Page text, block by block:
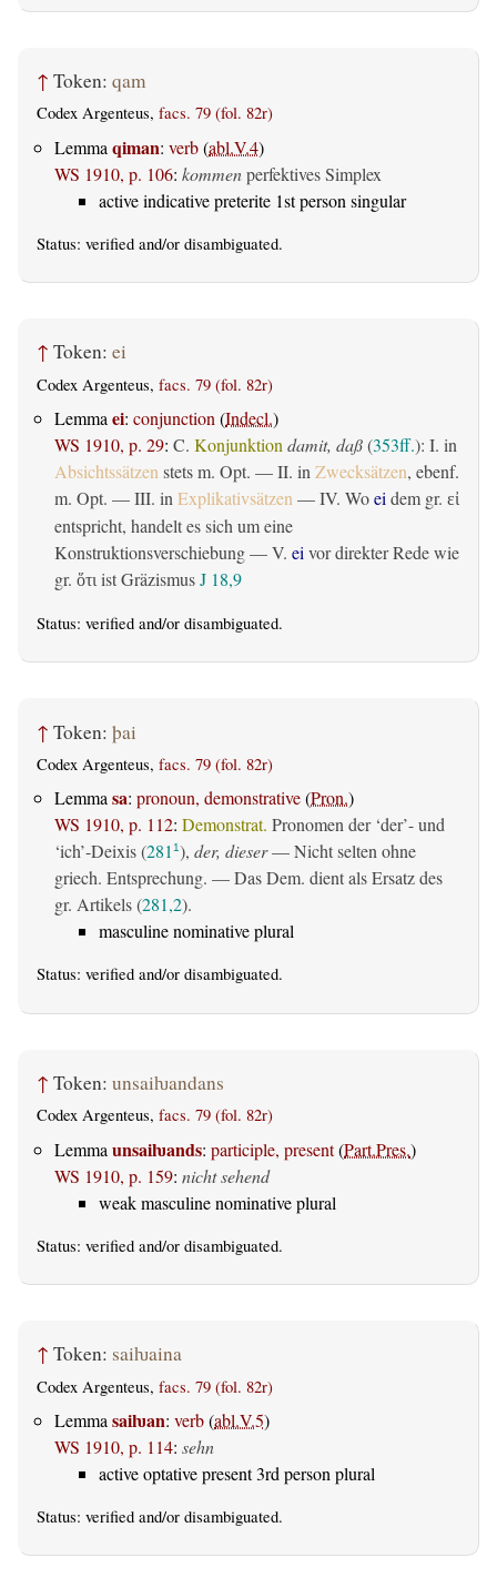
↑ Token: qam
Codex Argenteus, facs. 79 (fol. 82r)
Lemma qiman: verb(abl.V.4)
WS 1910, p. 106: kommenperfektives Simplex
active indicative preterite 1st person singular
Status: verified and/or disambiguated.
↑ Token: ei
Codex Argenteus, facs. 79 (fol. 82r)
Lemma ei: conjunction (Indecl.)
WS 1910, p. 29: C. Konjunktion damit, daß(353ff.): I. in
Absichtssätzen stets m. Opt. — II. in Zwecksätzen, ebenf.
m. Opt. — III. in Explikativsätzen — IV. Woei dem gr. εἰ
entspricht, handelt es sich um eine
Konstruktionsverschiebung — V. ei vor direkter Rede wie
gr. ὅτι ist GräzismusJ 18,9
Status: verified and/or disambiguated.
↑ Token: þai
Codex Argenteus, facs. 79 (fol. 82r)
Lemmasa: pronoun, demonstrative(Pron.)
WS 1910, p. 112: Demonstrat. Pronomen der ‘der’- und
‘ich’-Deixis (281 1), der, dieser— Nicht selten ohne
griech. Entsprechung. — Das Dem. dient als Ersatz des
gr. Artikels (281,2).
masculine nominative plural
Status: verified and/or disambiguated.
↑ Token: unsaiƕandans
Codex Argenteus, facs. 79 (fol. 82r)
Lemma unsaiƕands: participle, present(Part.Pres.)
WS 1910, p. 159: nicht sehend
weak masculine nominative plural
Status: verified and/or disambiguated.
↑ Token: saiƕaina
Codex Argenteus, facs. 79 (fol. 82r)
Lemma saiƕan: verb(abl.V.5)
WS 1910, p. 114: sehn
active optative present 3rd person plural
Status: verified and/or disambiguated.